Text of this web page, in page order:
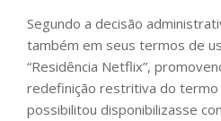
Segundo a decisão
também em seus termos de
“Residência Netflix”,
redefinição restritiva do termo
possibilitou disponibilizasse